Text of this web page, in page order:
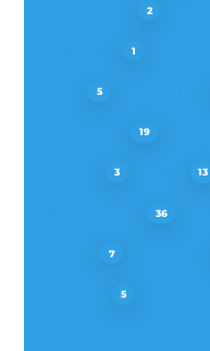
2
1
5
19
3 13
36
7
5